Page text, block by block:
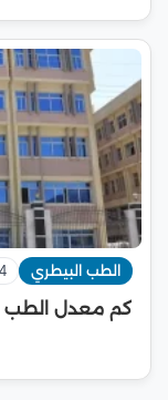
الطب البيطري 24
كم معدل الطب